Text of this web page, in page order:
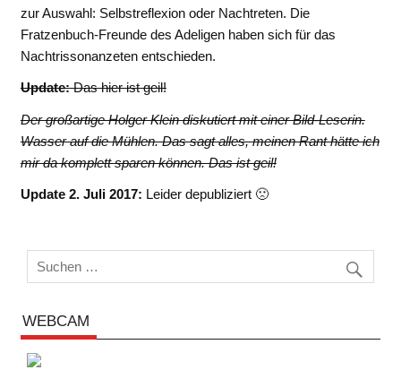
zur Auswahl: Selbstreflexion oder Nachtreten. Die
Fratzenbuch-Freunde des Adeligen haben sich für das
Nachtrissonanzeten entschieden.
Update:Das hier ist geil!
Der großartige Holger Klein diskutiert mit einer Bild-Leserin.
Wasser auf die Mühlen. Das sagt alles, meinen Rant hätte ich
mir da komplett sparen können. Das ist geil!
Update 2. Juli 2017: Leider depubliziert 🙁
WEBCAM